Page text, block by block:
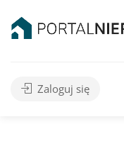
Zaloguj się